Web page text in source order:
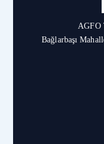
AGFO
Bağlarbaşı